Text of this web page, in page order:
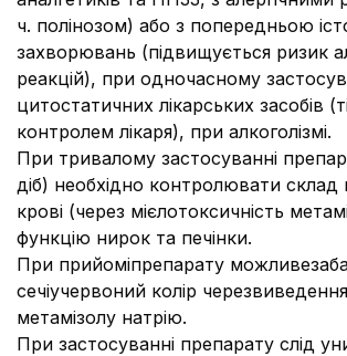
ч. полінозом) або з попередньою
захворювань (підвищується ризик
реакцій), при одночасному
цитостатичних лікарських засобів
контролем лікаря), при алкоголізмі.
При тривалому застосуванні
діб) необхідно контролювати склад
крові (через мієлотоксичність
функцію нирок та печінки.
При прийоміпрепарату
сечіучервоний колір
метамізолу натрію.
При застосуванні препарату слід